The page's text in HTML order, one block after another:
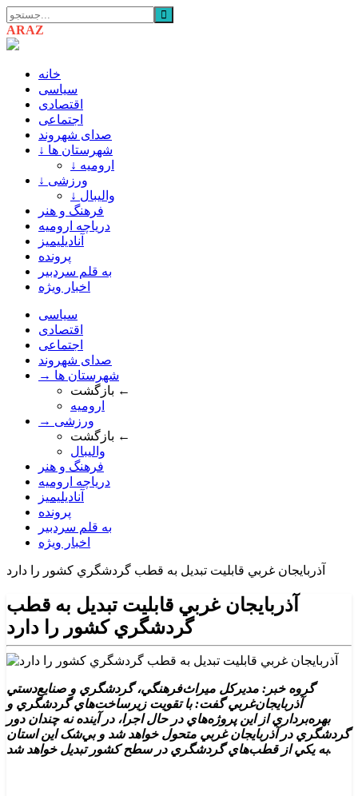
ARAZ
خانه
سیاسی
اقتصادی
اجتماعی
صدای شهروند
↓ شهرستان ها
↓ ارومیه
↓ ورزشی
↓ والیبال
فرهنگ و هنر
دریاچه ارومیه
آنادیلیمیز
پرونده
به قلم سردبیر
اخبار ویژه
سیاسی
اقتصادی
اجتماعی
صدای شهروند
→ شهرستان ها
بازگشت ←
ارومیه
→ ورزشی
بازگشت ←
والیبال
فرهنگ و هنر
دریاچه ارومیه
آنادیلیمیز
پرونده
به قلم سردبیر
اخبار ویژه
آذربايجان غربي قابليت تبديل به قطب‌ گردشگري کشور را دارد
آذربايجان غربي قابليت تبديل به قطب‌
گردشگري کشور را دارد
گروه خبر: مديرکل ميراث‌فرهنگي، گردشگري و صنايع‌دستي
آذربايجان‌غربي گفت: با تقويت زيرساخت‌هاي گردشگري و
بهره‌برداري از اين پروژه‌هاي در حال اجرا، در آينده نه چندان دور
گردشگري در آذربايجان غربي متحول خواهد شد و بي‌شک اين استان
به يکي از قطب‌هاي گردشگري در سطح کشور تبديل خواهد شد.